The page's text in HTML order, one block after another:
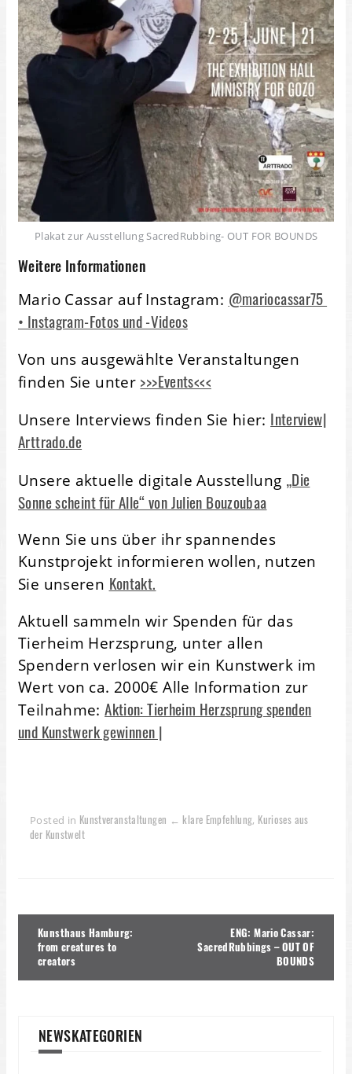
Plakat zur Ausstellung SacredRubbing- OUT FOR BOUNDS
Weitere Informationen
Mario Cassar auf Instagram: @mariocassar75
• Instagram-Fotos und -Videos
Von uns ausgewählte Veranstaltungen
finden Sie unter >>>Events<<<
Unsere Interviews finden Sie hier: Interview|
Arttrado.de
Unsere aktuelle digitale Ausstellung „Die
Sonne scheint für Alle“ von Julien Bouzoubaa
Wenn Sie uns über ihr spannendes
Kunstprojekt informieren wollen, nutzen
Sie unseren Kontakt.
Aktuell sammeln wir Spenden für das
Tierheim Herzsprung, unter allen
Spendern verlosen wir ein Kunstwerk im
Wert von ca. 2000€ Alle Information zur
Teilnahme:Aktion: Tierheim Herzsprung spenden
und Kunstwerk gewinnen |
Posted in Kunstveranstaltungen ← klare Empfehlung, Kurioses aus
der Kunstwelt
Beitragsnavigation
Kunsthaus Hamburg:
from creatures to
creators
ENG: Mario Cassar:
SacredRubbings – OUT OF
BOUNDS
NEWSKATEGORIEN